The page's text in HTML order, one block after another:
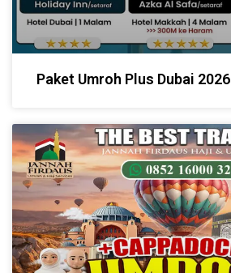
Paket Umroh Plus Dubai 2026